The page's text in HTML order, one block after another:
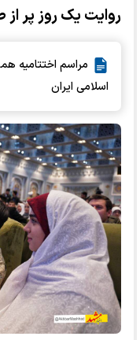
روایت یک روز پر
مراسم اختتامیه
اسلامی ایران